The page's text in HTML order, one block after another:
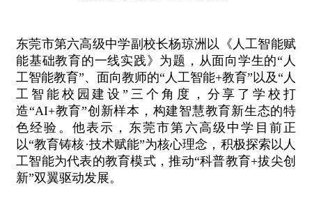
东莞市第六高级中学副校长杨琼洲以《人工智能赋
能基础教育的一线实践》为题，从面向学生的“人
工智能教育”、面向教师的“人工智能+教育”以及“人
工智能校园建设”三个角度，分享了学校打
造“AI+教育”创新样本，构建智慧教育新生态的特
色经验。他表示，东莞市第六高级中学目前正
以“教育铸核·技术赋能”为核心理念，积极探索以人
工智能为代表的教育模式，推动“科普教育+拔尖创
新”双翼驱动发展。